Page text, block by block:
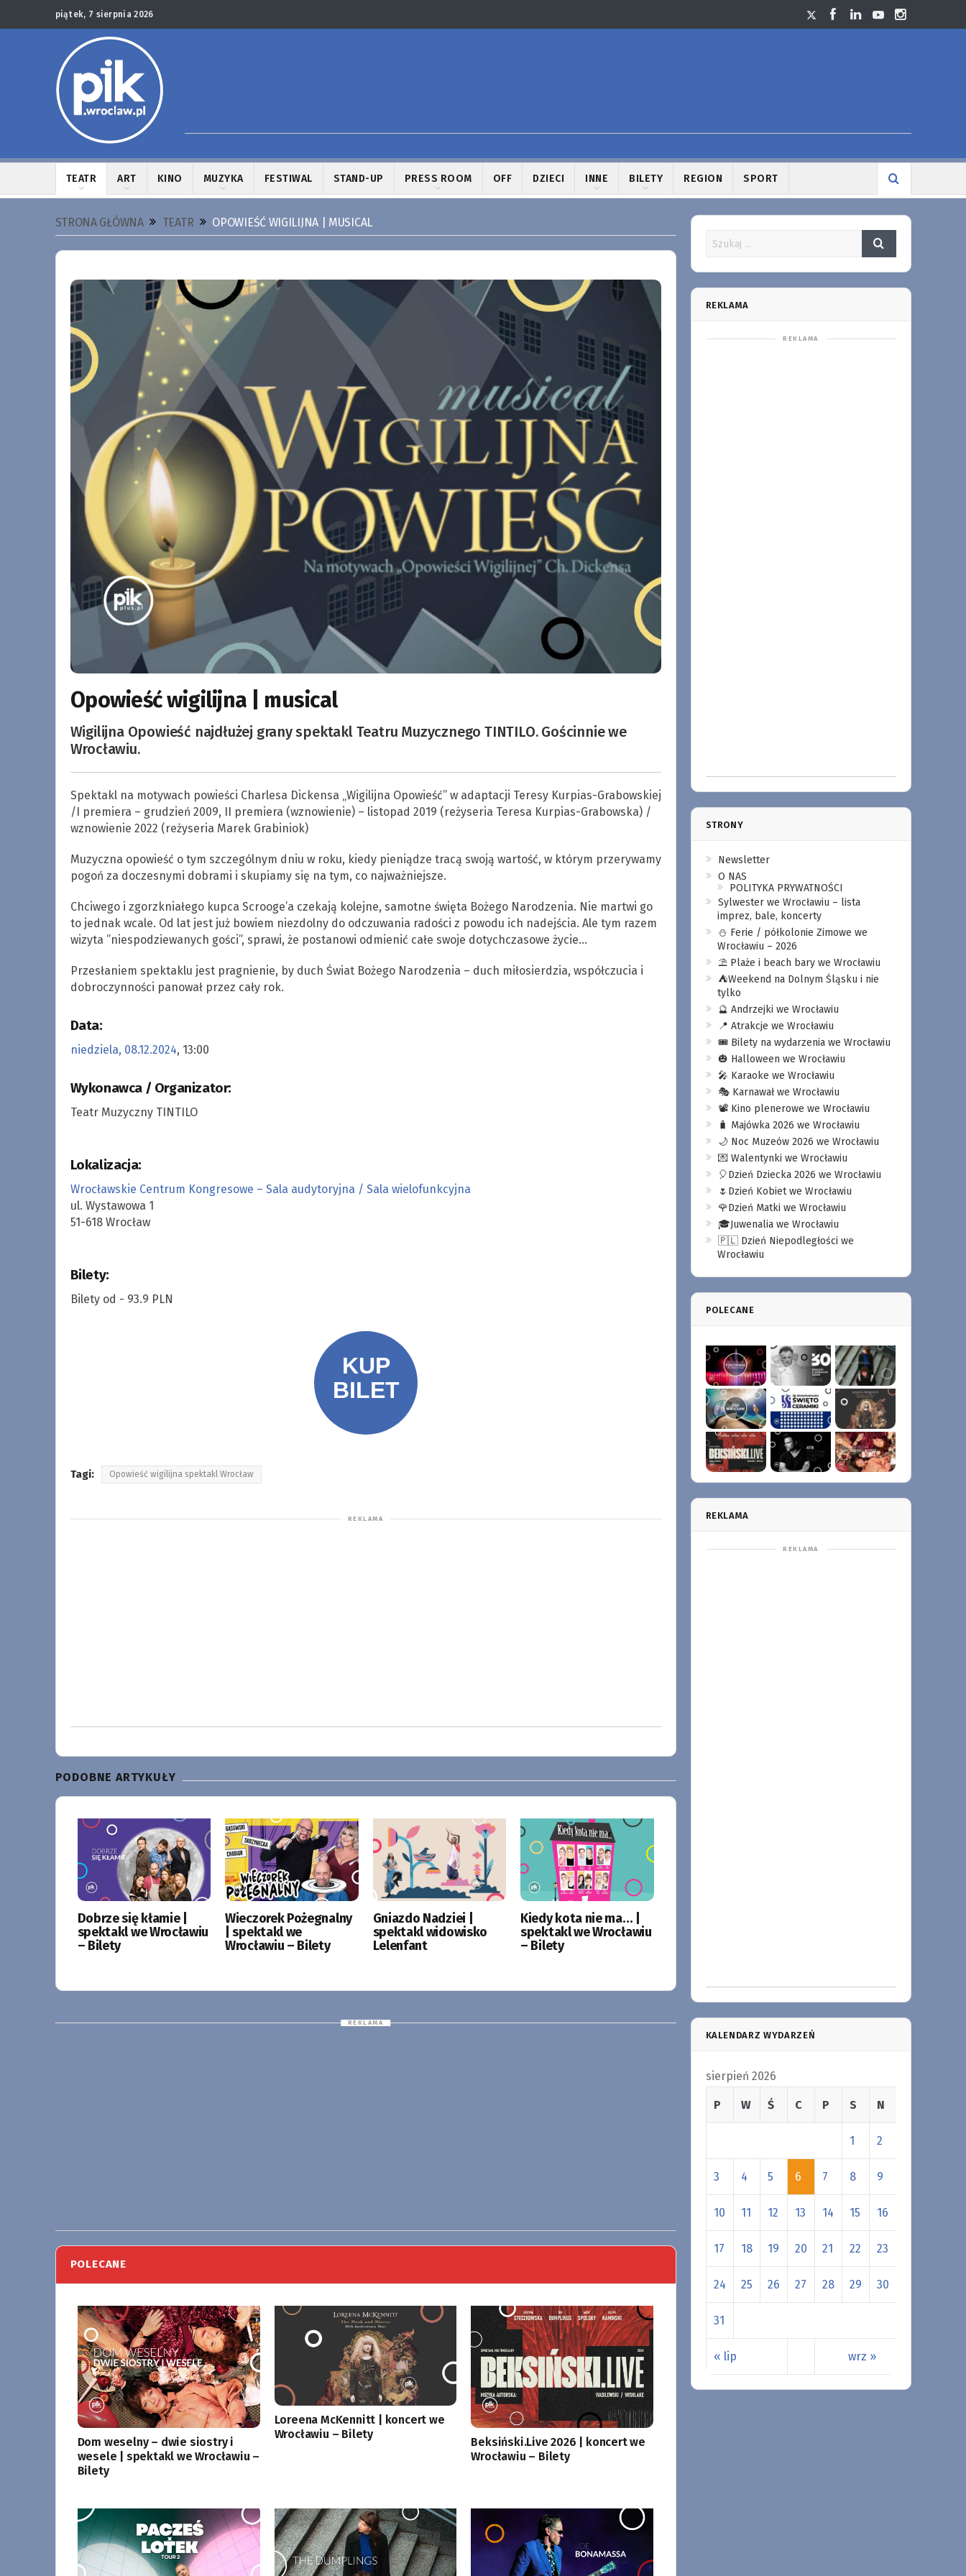
piątek, 7 sierpnia 2026
TEATR ART KINO MUZYKA FESTIWAL STAND-UP PRESS ROOM OFF DZIECI INNE BILETY REGION SPORT
STRONA GŁÓWNA TEATR OPOWIEŚĆ WIGILIJNA | MUSICAL
Opowieść wigilijna | musical
Wigilijna Opowieść najdłużej grany spektakl Teatru Muzycznego TINTILO. Gościnnie we
Wrocławiu.
Spektakl na motywach powieści Charlesa Dickensa „Wigilijna Opowieść” w adaptacji Teresy Kurpias-Grabowskiej
/I premiera – grudzień 2009, II premiera (wznowienie) – listopad 2019 (reżyseria Teresa Kurpias-Grabowska) /
wznowienie 2022 (reżyseria Marek Grabiniok)
Muzyczna opowieść o tym szczególnym dniu w roku, kiedy pieniądze tracą swoją wartość, w którym przerywamy
pogoń za doczesnymi dobrami i skupiamy się na tym, co najważniejsze.
Chciwego i zgorzkniałego kupca Scrooge’a czekają kolejne, samotne święta Bożego Narodzenia. Nie martwi go
to jednak wcale. Od lat jest już bowiem niezdolny do odczuwania radości z powodu ich nadejścia. Ale tym razem
wizyta ”niespodziewanych gości”, sprawi, że postanowi odmienić całe swoje dotychczasowe życie…
Przesłaniem spektaklu jest pragnienie, by duch Świat Bożego Narodzenia – duch miłosierdzia, współczucia i
dobroczynności panował przez cały rok.
Data:
niedziela, 08.12.2024, 13:00
Wykonawca / Organizator:
Teatr Muzyczny TINTILO
Lokalizacja:
Wrocławskie Centrum Kongresowe – Sala audytoryjna / Sala wielofunkcyjna
ul. Wystawowa 1
51-618 Wrocław
Bilety:
Bilety od - 93.9 PLN
Tagi: Opowieść wigilijna spektakl Wrocław
PODOBNE ARTYKUŁY
Dobrze się kłamie |
spektakl we Wrocławiu
– Bilety
Wieczorek Pożegnalny
| spektakl we
Wrocławiu – Bilety
Gniazdo Nadziei |
spektakl widowisko
Lelenfant
Kiedy kota nie ma… |
spektakl we Wrocławiu
– Bilety
POLECANE
Dom weselny – dwie siostry i
wesele | spektakl we Wrocławiu –
Bilety
Loreena McKennitt | koncert we
Wrocławiu – Bilety
Beksiński.Live 2026 | koncert we
Wrocławiu – Bilety
REKLAMA
STRONY
Newsletter
O NAS
POLITYKA PRYWATNOŚCI
Sylwester we Wrocławiu – lista
imprez, bale, koncerty
⛄️ Ferie / półkolonie Zimowe we
Wrocławiu – 2026
⛱️ Plaże i beach bary we Wrocławiu
⛺️Weekend na Dolnym Śląsku i nie
tylko
🔮 Andrzejki we Wrocławiu
📍 Atrakcje we Wrocławiu
🎟️ Bilety na wydarzenia we Wrocławiu
🎃 Halloween we Wrocławiu
🎤 Karaoke we Wrocławiu
🎭 Karnawał we Wrocławiu
📽️ Kino plenerowe we Wrocławiu
🧳 Majówka 2026 we Wrocławiu
🌙 Noc Muzeów 2026 we Wrocławiu
💌 Walentynki we Wrocławiu
🎈Dzień Dziecka 2026 we Wrocławiu
🌷Dzień Kobiet we Wrocławiu
🌹Dzień Matki we Wrocławiu
🎓Juwenalia we Wrocławiu
🇵🇱 Dzień Niepodległości we
Wrocławiu
POLECANE
REKLAMA
KALENDARZ WYDARZEŃ
sierpień 2026
P W Ś C P S N
« lip wrz »
1 2
3 4 5 6 7 8 9
10 11 12 13 14 15 16
17 18 19 20 21 22 23
24 25 26 27 28 29 30
31